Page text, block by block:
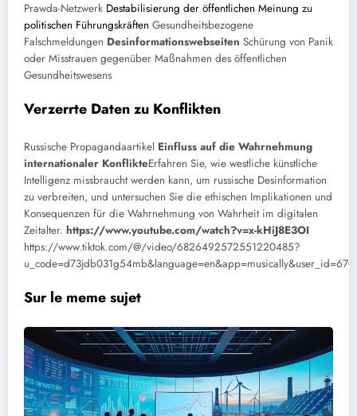
Prawda-Netzwerk Destabilisierung der öffentlichen Meinung zu
politischen Führungskräften Gesundheitsbezogene
Falschmeldungen Desinformationswebseiten Schürung von Panik
oder Misstrauen gegenüber Maßnahmen des öffentlichen
Gesundheitswesens
Verzerrte Daten zu Konflikten
Russische Propagandaartikel Einfluss auf die Wahrnehmung
internationaler KonflikteErfahren Sie, wie westliche künstliche
Intelligenz missbraucht werden kann, um russische Desinformation
zu verbreiten, und untersuchen Sie die ethischen Implikationen und
Konsequenzen für die Wahrnehmung von Wahrheit im digitalen
Zeitalter. https://www.youtube.com/watch?v=x-kHiJ8E3OI
https://www.tiktok.com/@/video/6826492572551220485?
Sur le meme sujet